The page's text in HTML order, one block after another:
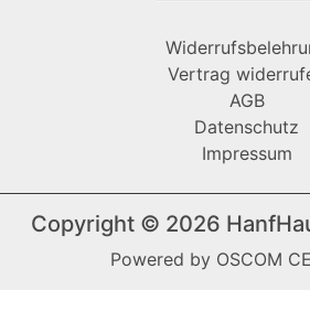
Vertrag
AGB
Datenschutz
Impressum
Copyright © 2026
Powered by OSCOM